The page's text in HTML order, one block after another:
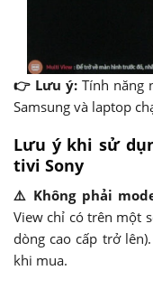
👉 Lưu ý: Tính năng
Samsung và laptop
Lưu ý khi sử
tivi Sony
⚠️ Không phải
View chỉ có trên một
dòng cao cấp trở
khi mua.